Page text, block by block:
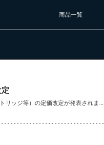
商品一覧
リッジ等）の定価改定が発表されま...